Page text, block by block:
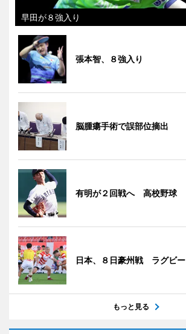
早田が８強入り
張本智、８強入り
脳腫瘍手術で誤部位摘出
有明が２回戦へ 高校野球
日本、８日豪州戦 ラグビー
もっと見る